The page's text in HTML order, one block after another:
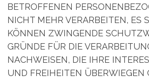
BETROFFENEN
NICHT MEHR VERARBEITEN, ES
KÖNNEN ZWINGENDE
GRÜNDE FÜR DIE
NACHWEISEN, DIE IHRE
UND FREIHEITEN ÜBERWIEGEN